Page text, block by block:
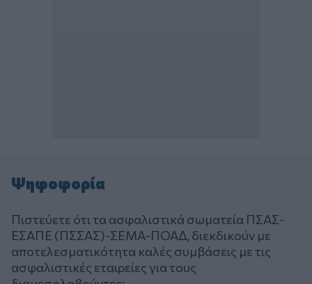
Ψηφοφορία
Πιστεύετε ότι τα ασφαλιστικά σωματεία ΠΣΑΣ-
ΕΣΑΠΕ (ΠΣΣΑΣ)-ΣΕΜΑ-ΠΟΑΔ, διεκδικούν με
αποτελεσματικότητα καλές συμβάσεις με τις
ασφαλιστικές εταιρείες για τους